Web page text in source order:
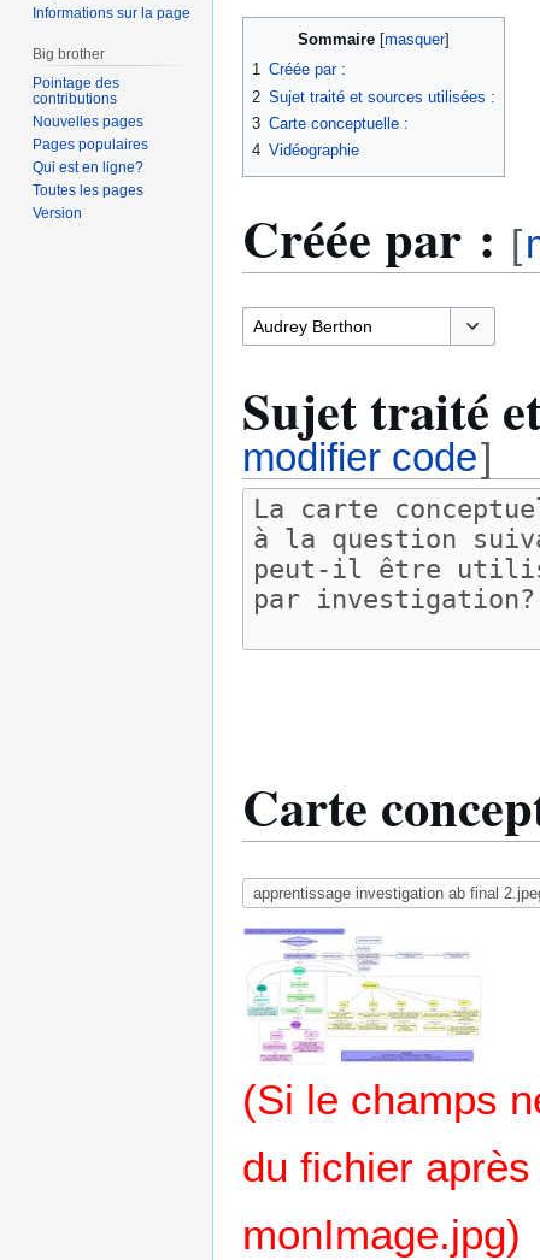
Sommaire
1 Créée par :
2 Sujet traité et sources utilisées :
3 Carte conceptuelle :
4 Vidéographie
Créée par : [
Basculer
Sujet traité
modifier code]
Carte
(Si le champs
du fichier
monImage.jpg)
Informations sur la page
Big brother
Pointage des
contributions
Nouvelles pages
Pages populaires
Qui est en ligne?
Toutes les pages
Version